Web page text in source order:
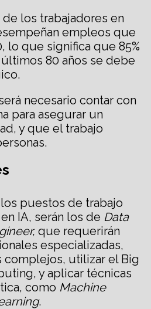
los trabajadores en
empleos que
lo que significa que 85%
80 años se debe
necesario contar con
para asegurar un
y que el trabajo
puestos de trabajo
IA, serán los de Data
r, que requerirán
especializadas,
complejos, utilizar el Big
y aplicar técnicas
como Machine
.